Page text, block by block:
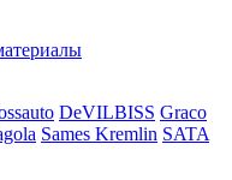
DeVILBISS Graco
Sames Kremlin SATA